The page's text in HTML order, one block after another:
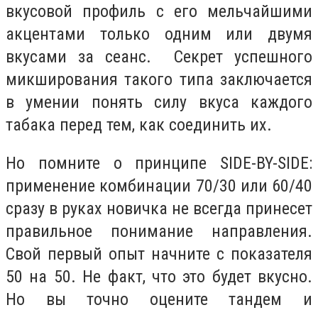
вкусовой профиль с его мельчайшими
акцентами только одним или двумя
вкусами за сеанс. Секрет успешного
микширования такого типа заключается
в умении понять силу вкуса каждого
табака перед тем, как соединить их.
Но помните о принципе SIDE-BY-SIDE:
применение комбинации 70/30 или 60/40
сразу в руках новичка не всегда принесет
правильное понимание направления.
Свой первый опыт начните с показателя
50 на 50. Не факт, что это будет вкусно.
Но вы точно оцените тандем и